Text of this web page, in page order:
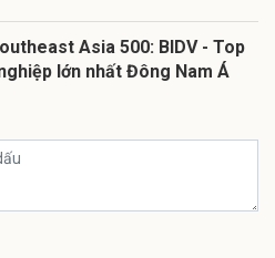
Asia 500: BIDV - Top
lớn nhất Đông Nam Á